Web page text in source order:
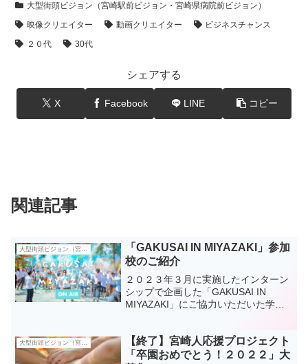
大型街頭ビジョン（宮崎駅前ビジョン・宮崎県病院前ビジョン）
映像クリエイター
動画クリエイター
ビジネスチャンス
２０代
30代
シェアする
X Facebook LINE コピー
関連記事
大型街頭ビジョン（宮崎駅前ビジョン・宮崎県病院前ビジョン）
「GAKUSAI IN MIYAZAKI」参加
校のご紹介
２０２３年３月に実施したインターン
シップで企画した「GAKUSAI IN
MIYAZAKI」にご協力いただいた学校
大型街頭ビジョン（宮崎駅前ビジョン・宮崎県病院前ビジョン）
【終了】宮崎人応援プロジェクト
「卒園おめでとう！２０２２」大